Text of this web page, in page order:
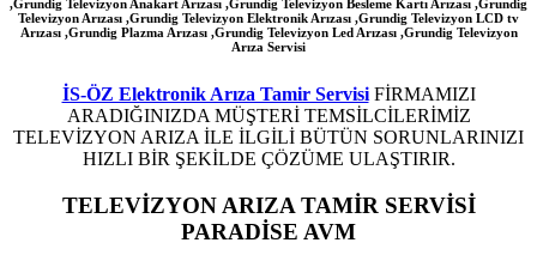
,Grundig Televizyon Anakart Arızası ,Grundig Televizyon Besleme Kartı Arızası ,Grundig
Televizyon Arızası ,Grundig Televizyon Elektronik Arızası ,Grundig Televizyon LCD tv
Arızası ,Grundig Plazma Arızası ,Grundig Televizyon Led Arızası,Grundig Televizyon
Arıza Servisi
İS-ÖZ Elektronik Arıza Tamir ServisiFİRMAMIZI
ARADIĞINIZDA MÜŞTERİ TEMSİLCİLERİMİZ
TELEVİZYON ARIZA İLE İLGİLİ BÜTÜN SORUNLARINIZI
HIZLI BİR ŞEKİLDE ÇÖZÜME ULAŞTIRIR.
TELEVİZYON ARIZA TAMİR SERVİSİ
PARADİSE AVM